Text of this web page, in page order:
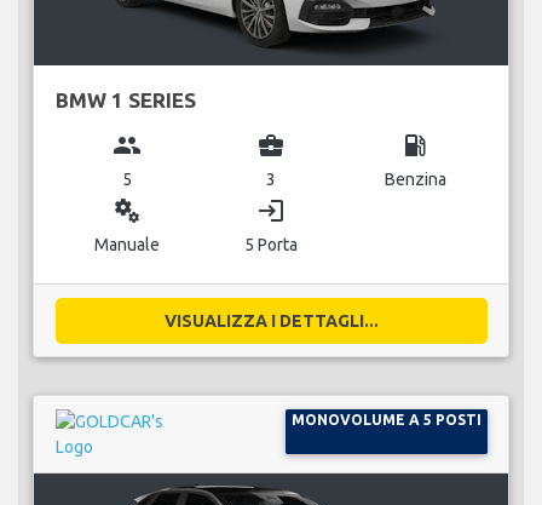
BMW 1 SERIES
group
5
business_center
3
local_gas_station
Benzina
miscellaneous_services
Manuale
login
5 Porta
VISUALIZZA I DETTAGLI...
MONOVOLUME A 5 POSTI